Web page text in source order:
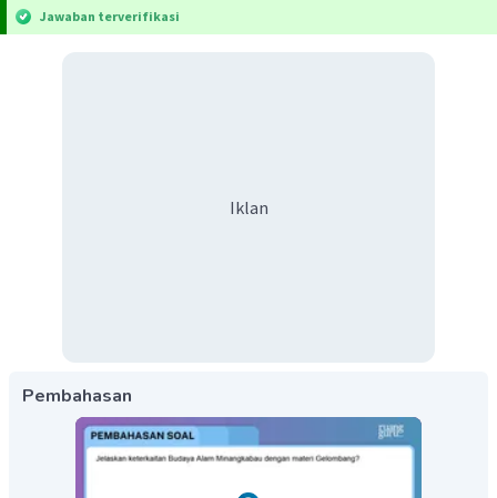
Jawaban terverifikasi
Iklan
Pembahasan